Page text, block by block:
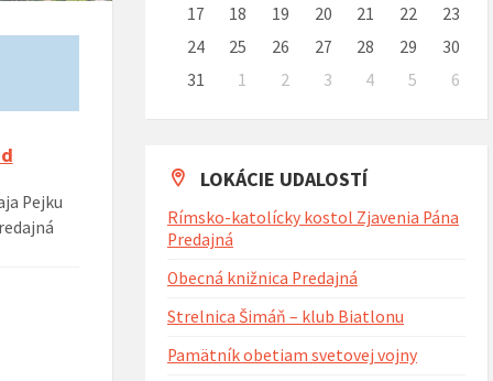
Pejku
17
18 19 20 21 22
23
24
25 26 27 28 29
30
31
1 2 3 4 5
6
na
dni
LOKÁCIE UDALOSTÍ
Rímsko-katolícky kostol Zjavenia Pána
Predajná
Obecná knižnica Predajná
Strelnica Šimáň – klub Biatlonu
Pamätník obetiam svetovej vojny